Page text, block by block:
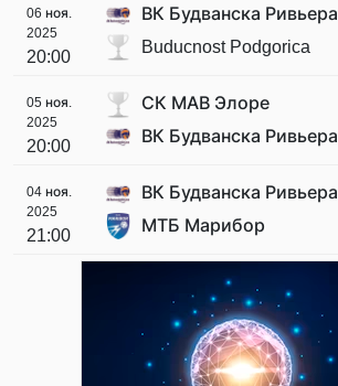
06 ноя.
2025
20:00
ВК Будванска Ривьера
Buducnost Podgorica
05 ноя.
2025
20:00
СК МАВ Элоре
ВК Будванска Ривьера
04 ноя.
2025
21:00
ВК Будванска Ривьера
МТБ Марибор